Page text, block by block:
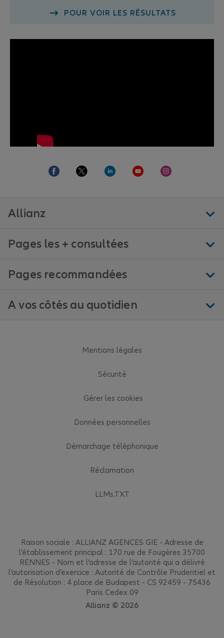
POUR VOIR LES RÉSULTATS
Allianz
Pages les + consultées
Pages recommandées
A vos côtés au quotidien
Mentions légales
Sécurité
Gérer les cookies
Données personnelles
Démarchage téléphonique
Réclamation
LLMs.TXT
Allianz © 2026
Raison sociale : ALLIANZ AGENCES GIE - Adresse de
l’établissement principal : 170 rue de Fougères 35700
RENNES - Nom et l’adresse de l’autorité qui a délivré
l’autorisation d’exercice : Autorité de Contrôle Prudentiel et
de Résolution : 4 place de Budapest - CS 92459 - 75436
Paris Cedex 09